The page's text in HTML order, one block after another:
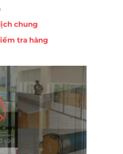
chung
tra hàng